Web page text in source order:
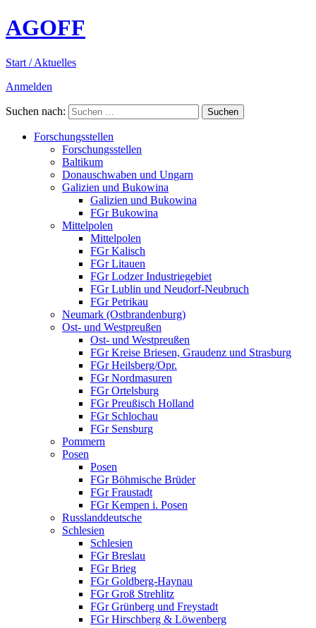
AGOFF
Start / Aktuelles
Anmelden
Suchen nach:
Forschungsstellen
Forschungsstellen
Baltikum
Donauschwaben und Ungarn
Galizien und Bukowina
Galizien und Bukowina
FGr Bukowina
Mittelpolen
Mittelpolen
FGr Kalisch
FGr Litauen
FGr Lodzer Industriegebiet
FGr Lublin und Neudorf-Neubruch
FGr Petrikau
Neumark (Ostbrandenburg)
Ost- und Westpreußen
Ost- und Westpreußen
FGr Kreise Briesen, Graudenz und Strasburg
FGr Heilsberg/Opr.
FGr Nordmasuren
FGr Ortelsburg
FGr Preußisch Holland
FGr Schlochau
FGr Sensburg
Pommern
Posen
Posen
FGr Böhmische Brüder
FGr Fraustadt
FGr Kempen i. Posen
Russlanddeutsche
Schlesien
Schlesien
FGr Breslau
FGr Brieg
FGr Goldberg-Haynau
FGr Groß Strehlitz
FGr Grünberg und Freystadt
FGr Hirschberg & Löwenberg